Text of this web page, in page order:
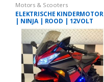
Motors & Scooters
ELEKTRISCHE KINDERMOTOR
| NINJA | ROOD | 12VOLT